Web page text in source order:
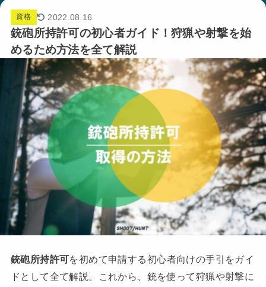
資格 2022.08.16
銃砲所持許可の初心者ガイド！狩猟や射撃を始
めるため方法を全て解説
銃砲所持許可を初めて申請する初心者向けの手引をガイ
ドとして全て解説。これから、銃を使って狩猟や射撃に